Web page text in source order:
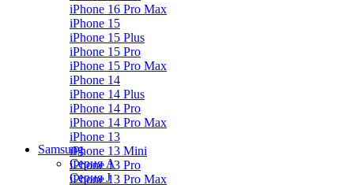
iPhone 16 Pro Max
iPhone 15
iPhone 15 Plus
iPhone 15 Pro
iPhone 15 Pro Max
iPhone 14
iPhone 14 Plus
iPhone 14 Pro
iPhone 14 Pro Max
iPhone 13
iPhone 13 Mini
iPhone 13 Pro
iPhone 13 Pro Max
Samsung
Серия А
Серия J